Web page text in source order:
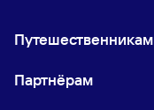
Путешественникам
Партнёрам